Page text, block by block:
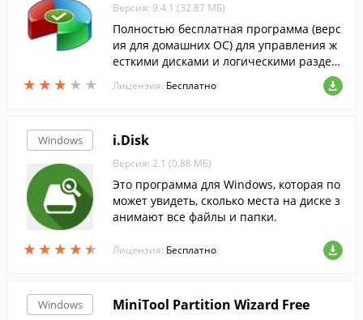
★ ★ ★ ★ ★
★ ★ ★ ★ ★
Версия: 9.4.1 (32.87 МБ)
Полностью бесплатная программа (верс
ия для домашних ОС) для управления ж
есткими дисками и логическими раздел
Лицензия: Бесплатно
Windows
★ ★ ★ ★ ★
★ ★ ★ ★ ★
i.Disk
Версия: 2.1 (0.88 МБ)
Это программа для Windows, которая по
может увидеть, сколько места на диске з
анимают все файлы и папки.
Лицензия: Бесплатно
Windows MiniTool Partition Wizard Free